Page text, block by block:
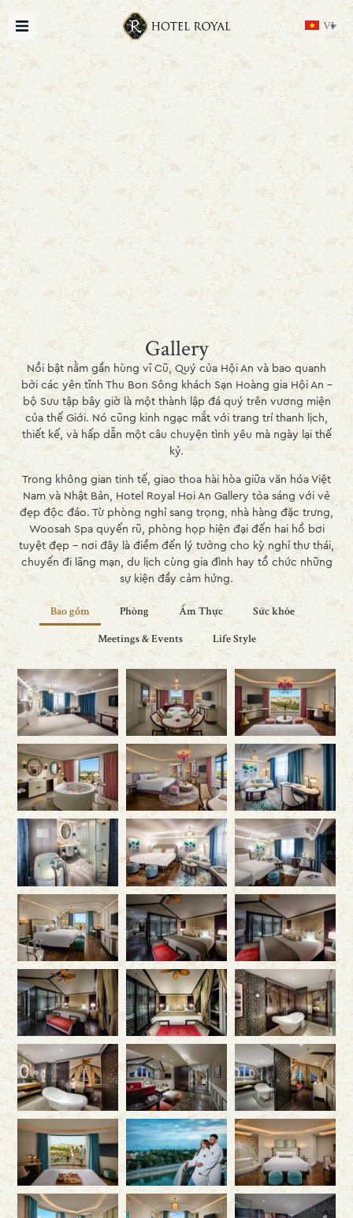
VI
Gallery
Nổi bật nằm gần hùng vĩ Cũ, Quý của Hội An và bao quanh
bởi các yên tĩnh Thu Bon Sông khách Sạn Hoàng gia Hội An –
bộ Sưu tập bây giờ là một thành lập đá quý trên vương miện
của thế Giới. Nó cũng kinh ngạc mắt với trang trí thanh lịch,
thiết kế, và hấp dẫn một câu chuyện tình yêu mà ngày lại thế
kỷ.
Trong không gian tinh tế, giao thoa hài hòa giữa văn hóa Việt
Nam và Nhật Bản, Hotel Royal Hoi An Gallery tỏa sáng với vẻ
đẹp độc đáo. Từ phòng nghỉ sang trọng, nhà hàng đặc trưng,
Woosah Spa quyến rũ, phòng họp hiện đại đến hai hồ bơi
tuyệt đẹp – nơi đây là điểm đến lý tưởng cho kỳ nghỉ thư thái,
chuyến đi lãng mạn, du lịch cùng gia đình hay tổ chức những
sự kiện đầy cảm hứng.
Bao gồm Phòng Ẩm Thực
Sức khỏe
Meetings & Events
Life Style